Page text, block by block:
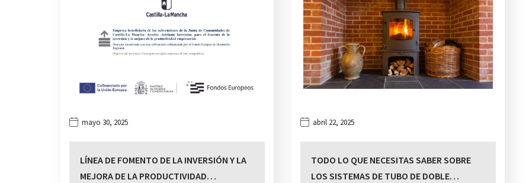
mayo 30, 2025
LÍNEA DE FOMENTO DE LA INVERSIÓN Y LA
MEJORA DE LA PRODUCTIVIDAD…
abril 22, 2025
TODO LO QUE NECESITAS SABER SOBRE
LOS SISTEMAS DE TUBO DE DOBLE…